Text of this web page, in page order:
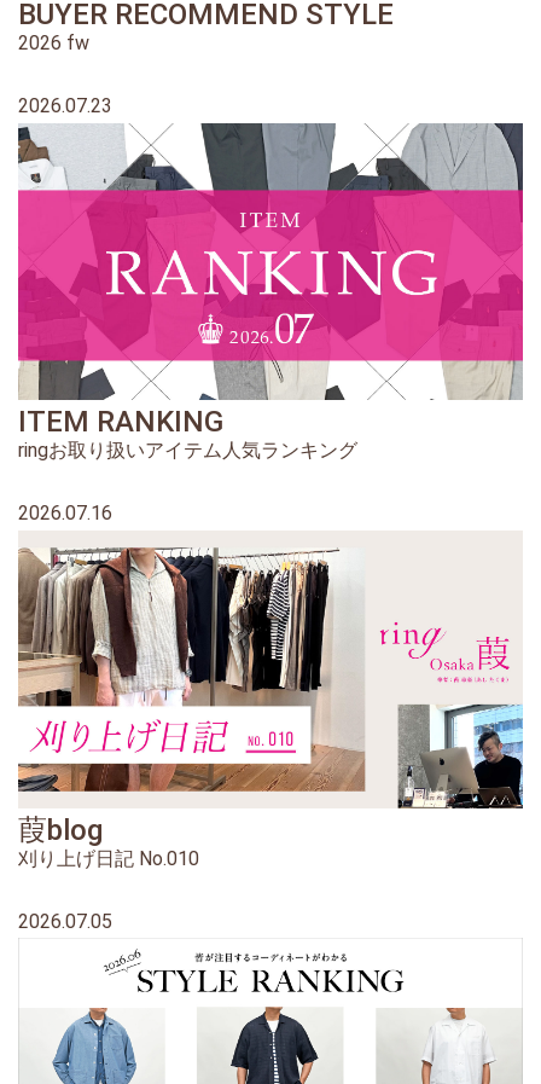
BUYER RECOMMEND STYLE
2026 fw
2026.07.23
ITEM RANKING
ringお取り扱いアイテム人気ランキング
2026.07.16
葭blog
刈り上げ日記 No.010
2026.07.05